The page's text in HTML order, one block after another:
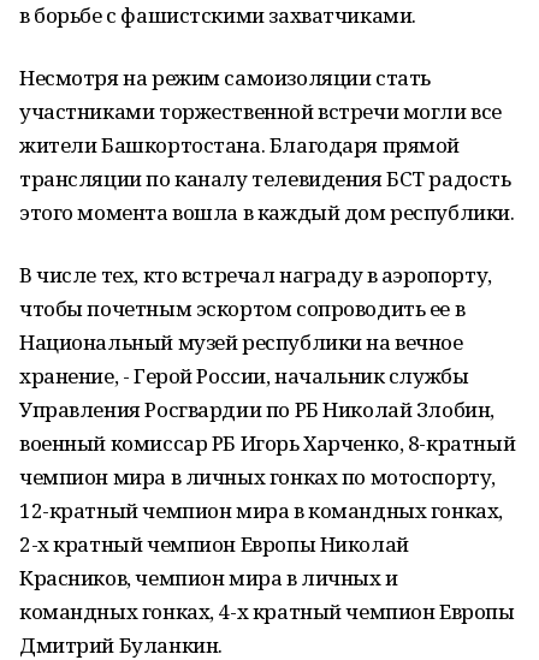
в борьбе с фашистскими захватчиками.
Несмотря на режим самоизоляции стать
участниками торжественной встречи могли все
жители Башкортостана. Благодаря прямой
трансляции по каналу телевидения БСТ радость
этого момента вошла в каждый дом республики.
В числе тех, кто встречал награду в аэропорту,
чтобы почетным эскортом сопроводить ее в
Национальный музей республики на вечное
хранение, - Герой России, начальник службы
Управления Росгвардии по РБ Николай Злобин,
военный комиссар РБ Игорь Харченко, 8-кратный
чемпион мира в личных гонках по мотоспорту,
12-кратный чемпион мира в командных гонках,
2-х кратный чемпион Европы Николай
Красников, чемпион мира в личных и
командных гонках, 4-х кратный чемпион Европы
Дмитрий Буланкин.